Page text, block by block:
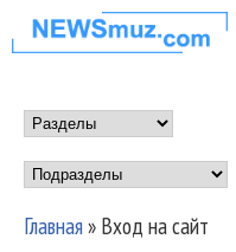
НОВОСТИ
МУЗЫКИ И
ШОУ БИЗНЕСА
NEWSMUZ.COM
Main menu
Главная» Вход на сайт